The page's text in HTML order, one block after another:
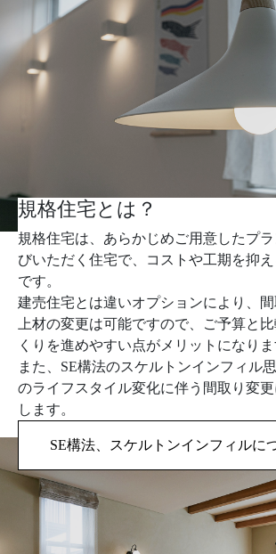
規格住宅とは？
規格住宅は、あらかじめご用意したプ
びいただく住宅で、コストや工期を抑
です。
建売住宅とは違いオプションにより、
上材の変更は可能ですので、ご予算と
くりを進めやすい点がメリットになりま
また、SE構法のスケルトンインフィル
のライフスタイル変化に伴う間取り変
します。
SE構法、スケルトンインフィルに